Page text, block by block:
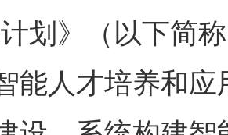
划》（以下简
能人才培养和